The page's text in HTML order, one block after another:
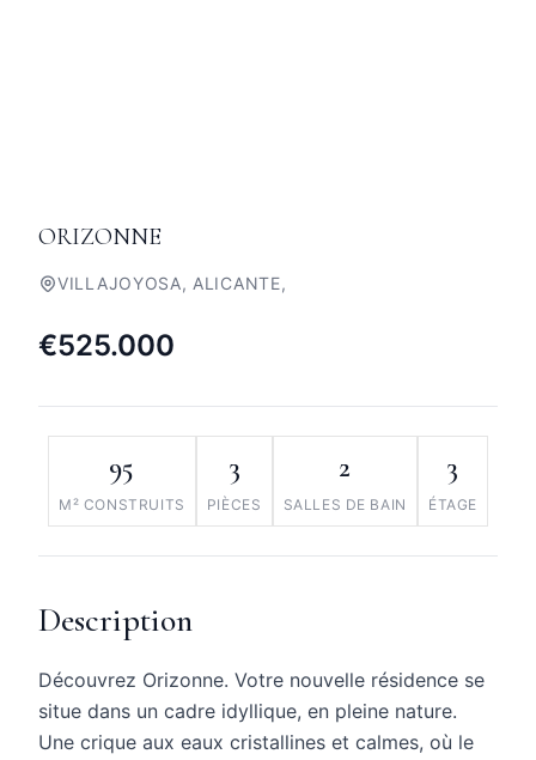
ORIZONNE
VILLAJOYOSA, ALICANTE,
€525.000
95
M² CONSTRUITS
3
PIÈCES
2
SALLES DE BAIN
3
ÉTAGE
Description
Découvrez Orizonne. Votre nouvelle résidence se
situe dans un cadre idyllique, en pleine nature.
Une crique aux eaux cristallines et calmes, où le